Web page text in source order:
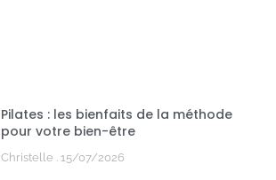
Pilates : les bienfaits de la méthode
pour votre bien-être
Christelle 15/07/2026